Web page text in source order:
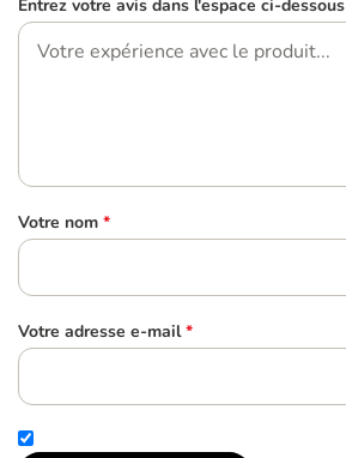
Entrez votre avis dans l'espace ci-dessous
Votre nom *
Votre adresse e-mail *